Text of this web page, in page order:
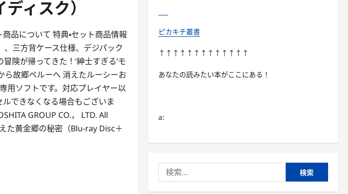
ィスク）
品について 特典・セット商品情報
三方背ケース仕様、デジパック
険が帰ってきた！‘紳士すぎる’モ
故郷ペルーへ 消えたルーシーお
用ソフトです。対応プレイヤー以
できなくなる場合もございま
GROUP CO.， LTD. All
た黄金郷の秘密（Blu-ray Disc＋
ピカキチ叢書
↑↑↑↑↑↑↑↑↑↑↑↑↑
あなたの読みたい本がここにある！
a:
索: